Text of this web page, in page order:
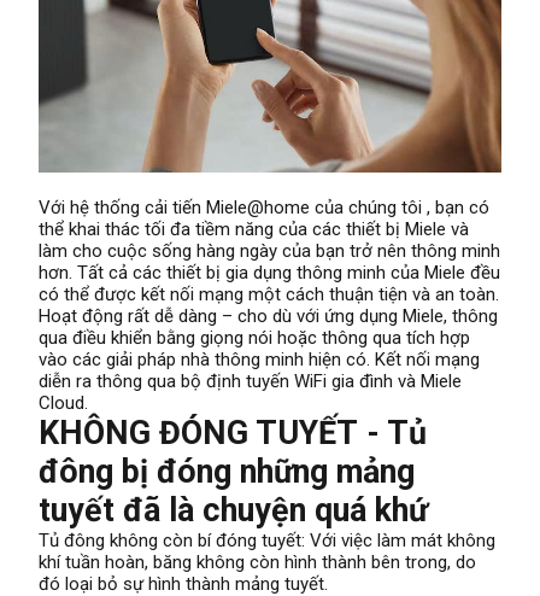
Với hệ thống cải tiến Miele@home của chúng tôi , bạn có
thể khai thác tối đa tiềm năng của các thiết bị Miele và
làm cho cuộc sống hàng ngày của bạn trở nên thông minh
hơn. Tất cả các thiết bị gia dụng thông minh của Miele đều
có thể được kết nối mạng một cách thuận tiện và an toàn.
Hoạt động rất dễ dàng – cho dù với ứng dụng Miele, thông
qua điều khiển bằng giọng nói hoặc thông qua tích hợp
vào các giải pháp nhà thông minh hiện có. Kết nối mạng
diễn ra thông qua bộ định tuyến WiFi gia đình và Miele
Cloud.
KHÔNG ĐÓNG TUYẾT - Tủ
đông bị đóng những mảng
tuyết đã là chuyện quá khứ
Tủ đông không còn bí đóng tuyết: Với việc làm mát không
khí tuần hoàn, băng không còn hình thành bên trong, do
đó loại bỏ sự hình thành mảng tuyết.